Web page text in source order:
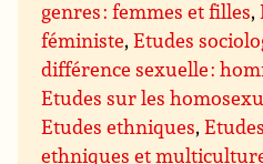
genres : femmes et filles,
féministe,Etudes
différence sexuelle :
Etudes sur les
Etudes ethniques,
ethniques et